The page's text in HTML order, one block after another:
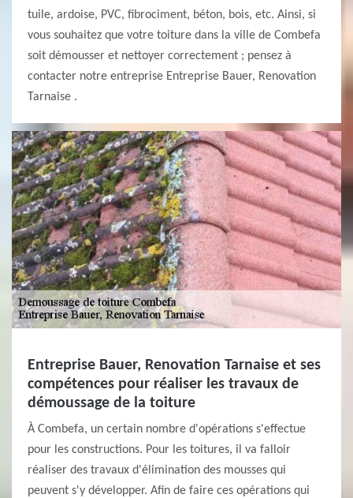
tuile, ardoise, PVC, fibrociment, béton, bois, etc. Ainsi, si
vous souhaitez que votre toiture dans la ville de Combefa
soit démousser et nettoyer correctement ; pensez à
contacter notre entreprise Entreprise Bauer, Renovation
Tarnaise .
Entreprise Bauer, Renovation Tarnaise et ses
compétences pour réaliser les travaux de
démoussage de la toiture
À Combefa, un certain nombre d'opérations s'effectue
pour les constructions. Pour les toitures, il va falloir
réaliser des travaux d'élimination des mousses qui
peuvent s'y développer. Afin de faire ces opérations qui